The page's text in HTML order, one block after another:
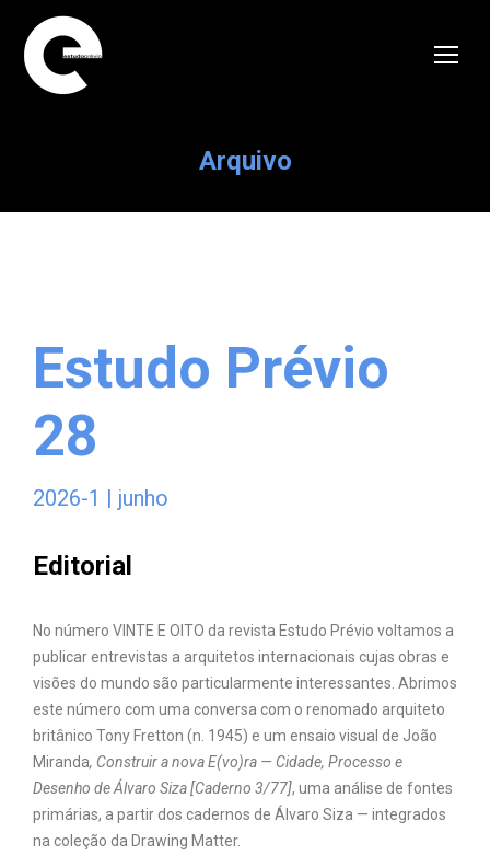
Arquivo
Estudo Prévio
28
2026-1 | junho
Editorial
No número VINTE E OITO da revista Estudo Prévio voltamos a
publicar entrevistas a arquitetos internacionais cujas obras e
visões do mundo são particularmente interessantes. Abrimos
este número com uma conversa com o renomado arquiteto
britânico Tony Fretton (n. 1945) e um ensaio visual de João
Miranda, Construir a nova E(vo)ra — Cidade, Processo e
Desenho de Álvaro Siza [Caderno 3/77], uma análise de fontes
primárias, a partir dos cadernos de Álvaro Siza — integrados
na coleção da Drawing Matter.